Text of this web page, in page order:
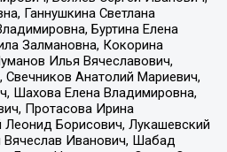
Ганнушкина Светлана
Буртина Елена
Залмановна, Кокорина
Илья Вячеславович,
Анатолий Мариевич,
Шахова Елена Владимировна,
Протасова Ирина
Леонид Борисович, Лукашевский
Вячеслав Иванович, Шабад